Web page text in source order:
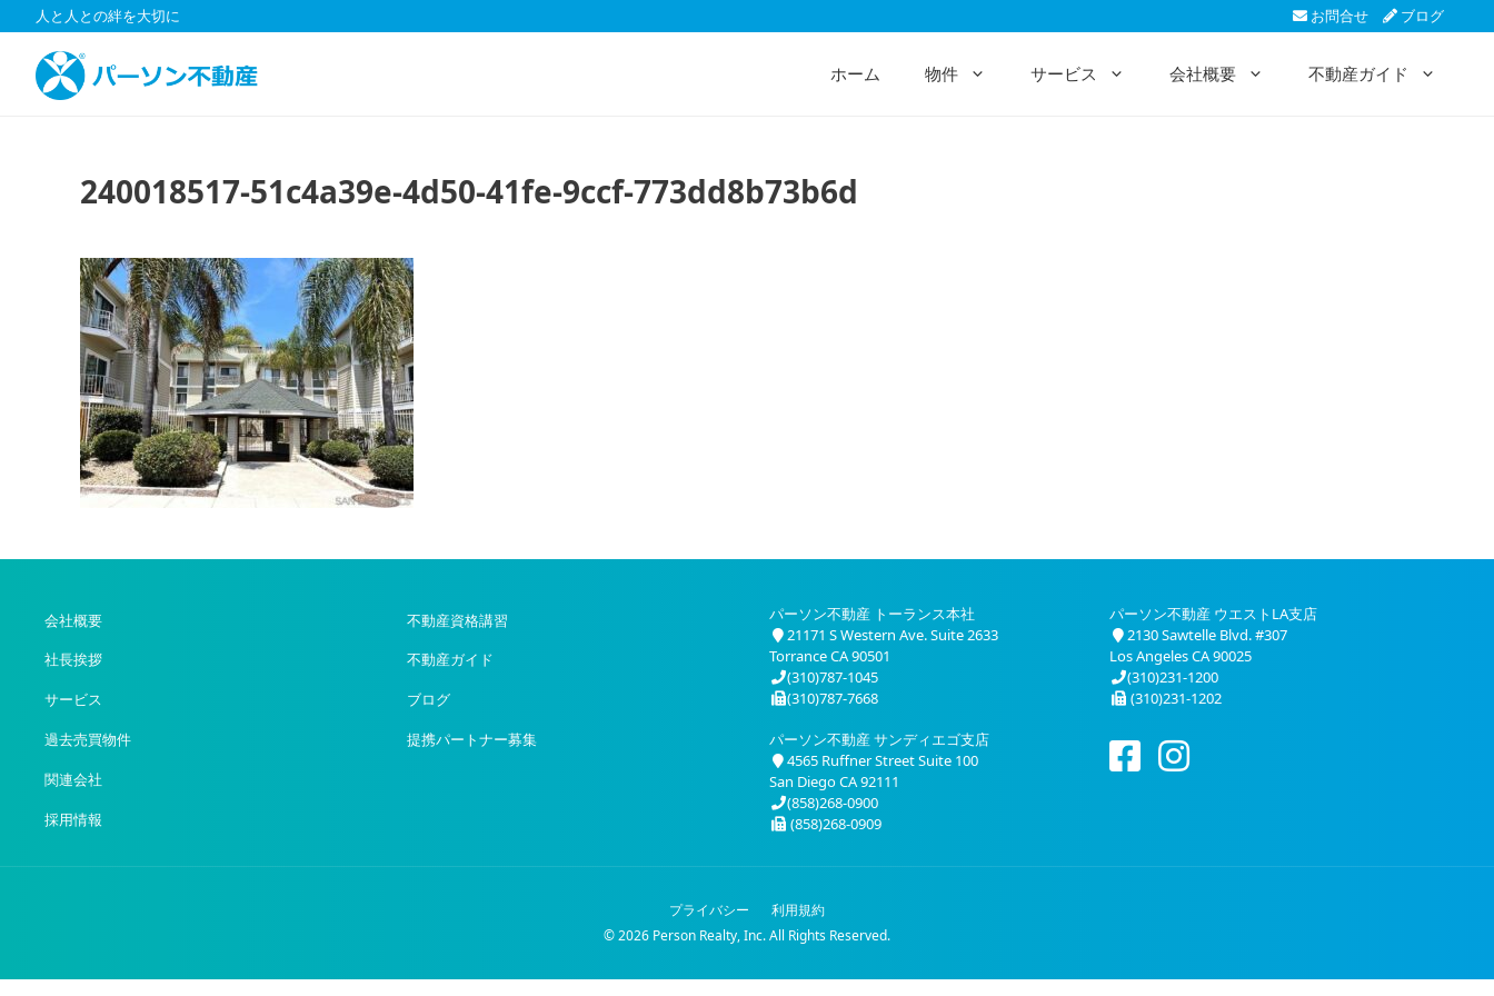
ン
人と人との絆を大切に お問合せ ブログ
ホーム 物件 サービス 会社概要 不動産ガイド
240018517-51c4a39e-4d50-41fe-9ccf-773dd8b73b6d
会社概要
社長挨拶
サービス
過去売買物件
関連会社
採用情報
不動産資格講習
不動産ガイド
ブログ
提携パートナー募集
パーソン不動産 トーランス本社
21171 S Western Ave. Suite 2633
Torrance CA 90501
(310)787-1045
(310)787-7668
パーソン不動産 ウエストLA支店
2130 Sawtelle Blvd. #307
Los Angeles CA 90025
(310)231-1200
(310)231-1202
パーソン不動産 サンディエゴ支店
4565 Ruffner Street Suite 100
San Diego CA 92111
(858)268-0900
(858)268-0909
プライバシー
利用規約
© 2026 Person Realty, Inc. All Rights Reserved.